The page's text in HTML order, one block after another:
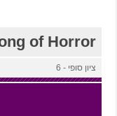
of Horror
ציון סופי - 6